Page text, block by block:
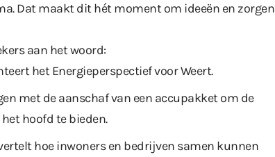
Dat maakt dit hét moment om ideeën en zorgen
aan het woord:
het Energieperspectief voor Weert.
met de aanschaf van een accupakket om de
hoofd te bieden.
hoe inwoners en bedrijven samen kunnen